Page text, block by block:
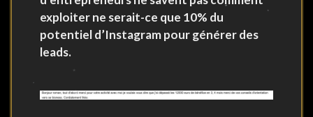
exploiter ne serait-ce que 10% du
potentiel d’Instagram pour générer des
leads.